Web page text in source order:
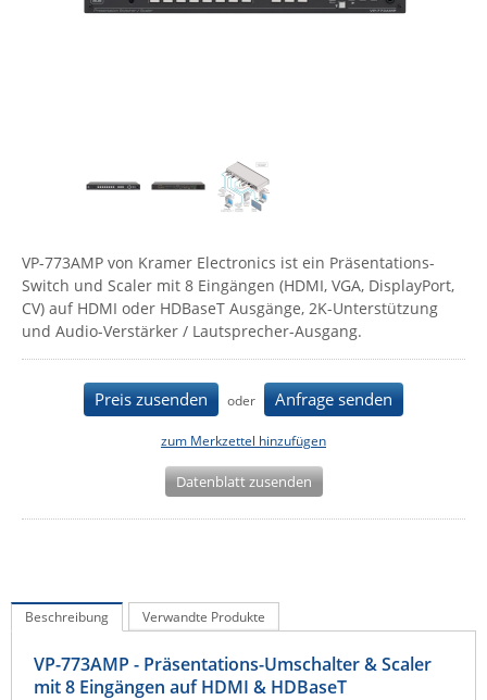
IT Netzwerktechnik / Kommunikation
Serverräume
RMA / Rücksendung / Support
Fokus Technologies
Gefen
Gude
High Sec Labs
IEC Lock
Kramer Electronics
KVM TEC
Legrand
VP-773AMP von Kramer Electronics ist ein Präsentations-
Switch und Scaler mit 8 Eingängen (HDMI, VGA, DisplayPort,
CV) auf HDMI oder HDBaseT Ausgänge, 2K-Unterstützung
und Audio-Verstärker / Lautsprecher-Ausgang.
Preis zusenden oder Anfrage senden
zum Merkzettel hinzufügen
Datenblatt zusenden
Beschreibung Verwandte Produkte
VP-773AMP - Präsentations-Umschalter & Scaler
mit 8 Eingängen auf HDMI & HDBaseT